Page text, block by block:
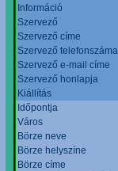
Információ
Szervező
Szervező címe
Szervező telefonszáma
Szervező e-mail címe
Szervező honlapja
Kiállítás
Időpontja
Város
Börze neve
Börze helyszíne
Börze címe